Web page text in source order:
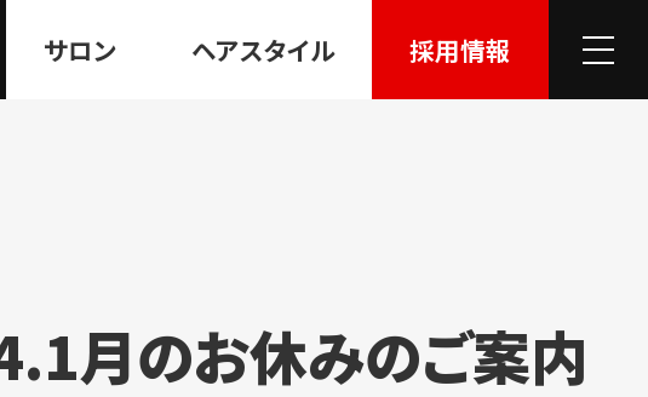
サロン ヘアスタイル 採用情報
月のお休みのご案内